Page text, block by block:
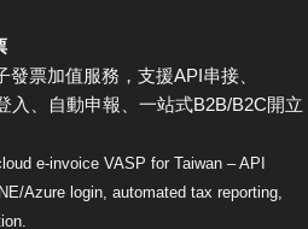
發票加值服務，支援API串接、
入、自動申報、一站式B2B/B2C開立
e-invoice VASP for Taiwan – API
Azure login, automated tax reporting,